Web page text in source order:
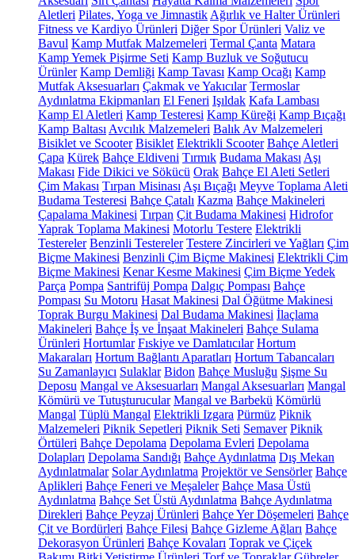
Aletleri Pilates, Yoga ve Jimnastik Ağırlık ve Halter Ürünleri
Fitness ve Kardiyo Ürünleri Diğer Spor Ürünleri Valiz ve
Bavul Kamp Mutfak Malzemeleri Termal Çanta Matara
Kamp Yemek Pişirme Seti Kamp Buzluk ve Soğutucu
Ürünler Kamp Demliği Kamp Tavası Kamp Ocağı Kamp
Mutfak Aksesuarları Çakmak ve Yakıcılar Termoslar
Aydınlatma Ekipmanları El Feneri Işıldak Kafa Lambası
Kamp El Aletleri Kamp Testeresi Kamp Küreği Kamp Bıçağı
Kamp Baltası Avcılık Malzemeleri Balık Av Malzemeleri
Bisiklet ve Scooter Bisiklet Elektrikli Scooter Bahçe Aletleri
Çapa Kürek Bahçe Eldiveni Tırmık Budama Makası Aşı
Makası Fide Dikici ve Sökücü Orak Bahçe El Aleti Setleri
Çim Makası Tırpan Misinası Aşı Bıçağı Meyve Toplama Aleti
Budama Testeresi Bahçe Çatalı Kazma Bahçe Makineleri
Çapalama Makinesi Tırpan Çit Budama Makinesi Hidrofor
Yaprak Toplama Makinesi Motorlu Testere Elektrikli
Testereler Benzinli Testereler Testere Zincirleri ve Yağları Çim
Biçme Makinesi Benzinli Çim Biçme Makinesi Elektrikli Çim
Biçme Makinesi Kenar Kesme Makinesi Çim Biçme Yedek
Parça Pompa Santrifüj Pompa Dalgıç Pompası Bahçe
Pompası Su Motoru Hasat Makinesi Dal Öğütme Makinesi
Toprak Burgu Makinesi Dal Budama Makinesi İlaçlama
Makineleri Bahçe İş ve İnşaat Makineleri Bahçe Sulama
Ürünleri Hortumlar Fıskiye ve Damlatıcılar Hortum
Makaraları Hortum Bağlantı Aparatları Hortum Tabancaları
Su Zamanlayıcı Sulaklar Bidon Bahçe Musluğu Şişme Su
Deposu Mangal ve Aksesuarları Mangal Aksesuarları Mangal
Kömürü ve Tutuşturucular Mangal ve Barbekü Kömürlü
Mangal Tüplü Mangal Elektrikli Izgara Pürmüz Piknik
Malzemeleri Piknik Sepetleri Piknik Seti Semaver Piknik
Örtüleri Bahçe Depolama Depolama Evleri Depolama
Dolapları Depolama Sandığı Bahçe Aydınlatma Dış Mekan
Aydınlatmalar Solar Aydınlatma Projektör ve Sensörler Bahçe
Aplikleri Bahçe Feneri ve Meşaleler Bahçe Masa Üstü
Aydınlatma Bahçe Set Üstü Aydınlatma Bahçe Aydınlatma
Direkleri Bahçe Peyzaj Ürünleri Bahçe Yer Döşemeleri Bahçe
Çit ve Bordürleri Bahçe Filesi Bahçe Gizleme Ağları Bahçe
Dekorasyon Ürünleri Bahçe Kovaları Toprak ve Çiçek